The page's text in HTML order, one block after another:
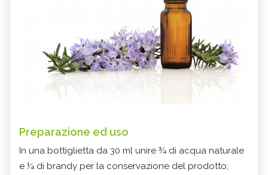
Preparazione ed uso
In una bottiglietta da 30 ml unire ¾ di acqua naturale
e ¼ di brandy per la conservazione del prodotto;